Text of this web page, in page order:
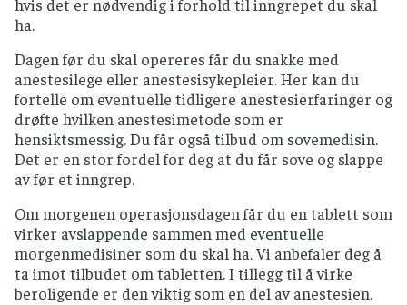
hvis det er nødvendig i forhold til inngrepet du skal
ha.
Dagen før du skal opereres får du snakke med
anestesilege eller anestesisykepleier. Her kan du
fortelle om eventuelle tidligere anestesierfaringer og
drøfte hvilken anestesimetode som er
hensiktsmessig. Du får også tilbud om sovemedisin.
Det er en stor fordel for deg at du får sove og slappe
av før et inngrep.
Om morgenen operasjonsdagen får du en tablett som
virker avslappende sammen med eventuelle
morgenmedisiner som du skal ha. Vi anbefaler deg å
ta imot tilbudet om tabletten. I tillegg til å virke
beroligende er den viktig som en del av anestesien.